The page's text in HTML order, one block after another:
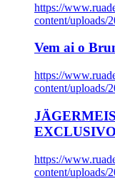
https://
content/uploads/
Vem ai o
https://
content/uploads/
https://
content/uploads/